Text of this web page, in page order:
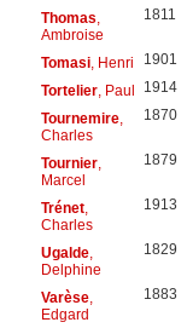
Thomas
Ambroise
1811
Tomasi, Henri 1901
Tortelier, Paul 1914
Tournemire,
Charles
1870
Tournier,
Marcel
1879
Trénet,
Charles
1913
Ugalde,
Delphine
1829
Varèse,
Edgard
1883